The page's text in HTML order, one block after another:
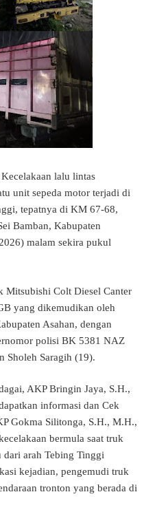
lalu lintas
unit sepeda motor terjadi di
tepatnya di KM 67-68,
Bamban, Kabupaten
malam sekira pukul
Mitsubishi Colt Diesel Canter
yang dikemudikan oleh
Asahan, dengan
polisi BK 5381 NAZ
Sholeh Saragih (19).
AKP Bringin Jaya, S.H.,
informasi dan Cek
Gokma Silitonga, S.H., M.H.,
bermula saat truk
arah Tebing Tinggi
kejadian, pengemudi truk
tronton yang berada di